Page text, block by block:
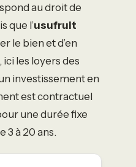
au droit de
que l’usufruit
le bien et d’en
les loyers des
investissement en
est contractuel
une durée fixe
3 à 20 ans.